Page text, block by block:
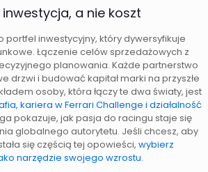
a nie koszt
portfel inwestycyjny, który dywersyfikuje
Łączenie celów sprzedażowych z
planowania. Każde partnerstwo
drzwi i budować kapitał marki na przyszłe
osoby, która łączy te dwa światy, jest
kariera w Ferrari Challenge i działalność
pokazuje, jak pasja do racingu staje się
globalnego autorytetu. Jeśli chcesz, aby
się częścią tej opowieści,wybierz
narzędzie swojego wzrostu.